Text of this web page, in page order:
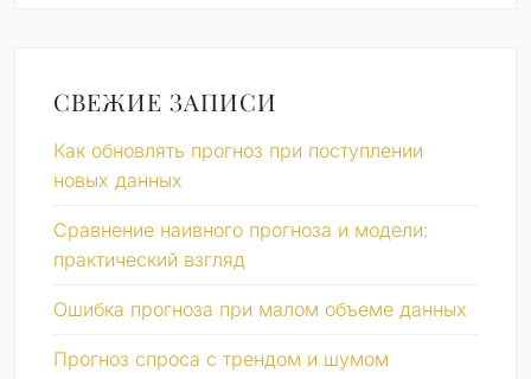
СВЕЖИЕ ЗАПИСИ
Как обновлять прогноз при поступлении
новых данных
Сравнение наивного прогноза и модели:
практический взгляд
Ошибка прогноза при малом объеме данных
Прогноз спроса с трендом и шумом